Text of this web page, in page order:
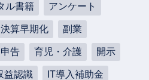
ル書籍 アンケート
決算早期化 副業
申告 育児・介護 開示
益認識 IT導入補助金